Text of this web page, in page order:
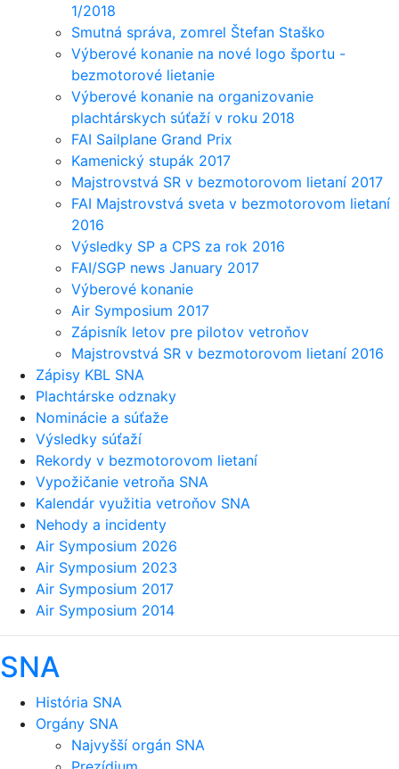
1/2018
Smutná správa, zomrel Štefan Staško
Výberové konanie na nové logo športu -
bezmotorové lietanie
Výberové konanie na organizovanie
plachtárskych súťaží v roku 2018
FAI Sailplane Grand Prix
Kamenický stupák 2017
Majstrovstvá SR v bezmotorovom lietaní 2017
FAI Majstrovstvá sveta v bezmotorovom lietaní
2016
Výsledky SP a CPS za rok 2016
FAI/SGP news January 2017
Výberové konanie
Air Symposium 2017
Zápisník letov pre pilotov vetroňov
Majstrovstvá SR v bezmotorovom lietaní 2016
Zápisy KBL SNA
Plachtárske odznaky
Nominácie a súťaže
Výsledky súťaží
Rekordy v bezmotorovom lietaní
Vypožičanie vetroňa SNA
Kalendár využitia vetroňov SNA
Nehody a incidenty
Air Symposium 2026
Air Symposium 2023
Air Symposium 2017
Air Symposium 2014
SNA
História SNA
Orgány SNA
Najvyšší orgán SNA